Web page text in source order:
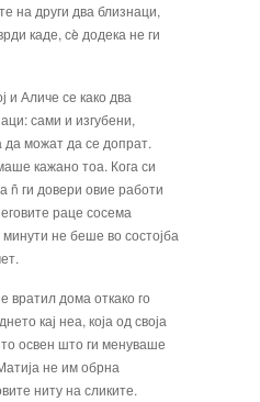
на други два близна­ци,
каде, сè додека не ги
и Аличе се како два
сами и изгубени,
да мо­жат да се допрат.
кажано тоа. Кога си
ñ ги довери овие работи
раце сосема
не беше во состојба
вратил дома от­како го
кај неа, која од своја
освен што ги менуваше
не им обрна
ниту на сликите.